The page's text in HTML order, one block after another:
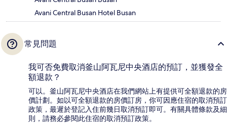
Avani Central Busan Hotel Busan
常見問題
我可否免費取消釜山阿瓦尼中央酒店的預訂，並獲發全
額退款？
可以。釜山阿瓦尼中央酒店在我們網站上有提供可全額退款的房
價計劃。如以可全額退款的房價訂房，你可因應住宿的取消預訂
政策，最遲於登記入住前幾日取消預訂即可。有關具體條款及細
則，請務必參閱此住宿的取消預訂政策。